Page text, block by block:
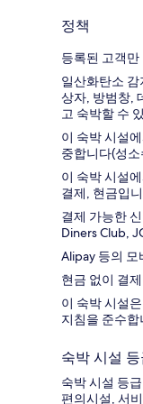
정책
등록된 고객
일산화탄소
상자, 방범창,
고 숙박할 수
이 숙박 시설
중합니다(성소
이 숙박 시설
결제, 현금입
결제 가능한
Diners Club,
Alipay 등의 모
현금 없이 결
이 숙박 시설
지침을 준수합
숙박 시설 등
숙박 시설 등
편의시설, 서